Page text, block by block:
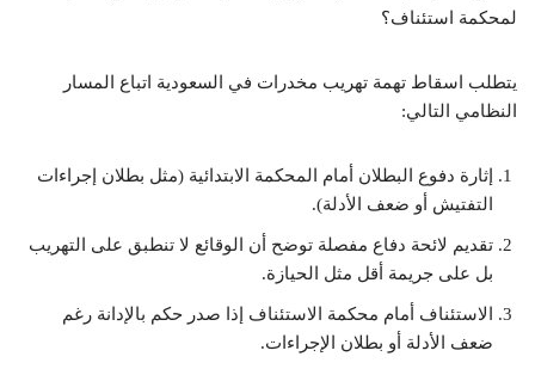
لمحكمة استئناف؟
يتطلب اسقاط تهمة تهريب مخدرات في السعودية اتباع المسار
النظامي التالي:
إثارة دفوع البطلان أمام المحكمة الابتدائية (مثل بطلان إجراءات
التفتيش أو ضعف الأدلة).
تقديم لائحة دفاع مفصلة توضح أن الوقائع لا تنطبق على التهريب
بل على جريمة أقل مثل الحيازة.
الاستئناف أمام محكمة الاستئناف إذا صدر حكم بالإدانة رغم
ضعف الأدلة أو بطلان الإجراءات.